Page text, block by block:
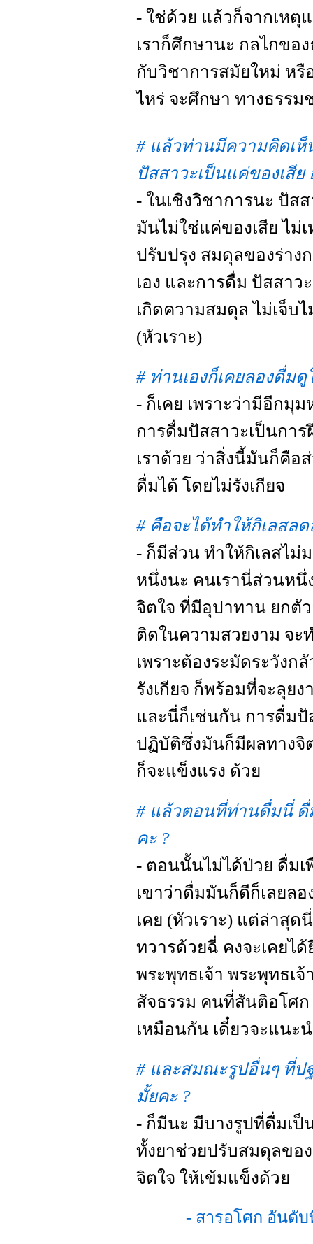
- ใช่ด้วย แล้วก็จากเหตุ
เราก็ศึกษานะ กลไกขอ
กับวิชาการสมัยใหม่ หรื
ไหร่ จะศึกษา ทางธรรม
# แล้วท่านมีความคิดเห็
ปัสสาวะเป็นแค่ของเสี
- ในเชิงวิชาการนะ ปัส
มันไม่ใช่แค่ของเสีย ไม่
ปรับปรุง สมดุลของร่าง
เอง และการดื่ม ปัสสาว
เกิดความสมดุล ไม่เจ็บ
(หัวเราะ)
# ท่านเองก็เคยลองดื่ม
- ก็เคย เพราะว่ามีอีกมุ
การดื่มปัสสาวะเป็นการ
เราด้วย ว่าสิ่งนี้มันก็คือ
ดื่มได้ โดยไม่รังเกียจ
# คือจะได้ทำให้กิเลสล
- ก็มีส่วน ทำให้กิเลสไ
หนึ่งนะ คนเรานี่ส่วนหนึ่
จิตใจ ที่มีอุปาทาน ยกตั
ติดในความสวยงาม จะ
เพราะต้องระมัดระวังก
รังเกียจ ก็พร้อมที่จะลุย
และนี่ก็เช่นกัน การดื่มปั
ปฏิบัติซึ่งมันก็มีผลทางจิต
ก็จะแข็งแรง ด้วย
# แล้วตอนที่ท่านดื่มนี่ ดื่
คะ ?
- ตอนนั้นไม่ได้ป่วย ดื่มเ
เขาว่าดื่มมันก็ดีก็เลยล
เคย (หัวเราะ) แต่ล่าสุ
ทวารด้วยฉี่ คงจะเคยไ
พระพุทธเจ้า พระพุทธเ
สัจธรรม คนที่สันติอโศ
เหมือนกัน เดี๋ยวจะแน
# และสมณะรูปอื่นๆ ที่ป
มั้ยคะ ?
- ก็มีนะ มีบางรูปที่ดื่มเป็
ทั้งยาช่วยปรับสมดุลขอ
จิตใจ ให้เข้มแข็งด้วย
- สารอโศก อันดั